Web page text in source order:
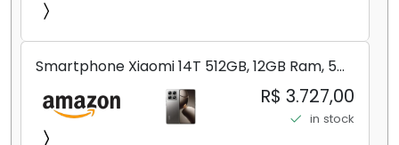
Smartphone Xiaomi 14T 512GB, 12GB Ram, 5G,
Leica, Cinza - no Brasil
R$ 3.727,00
in stock